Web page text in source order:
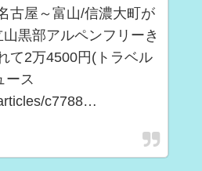
古屋～富山/信濃大町が
黒部アルペンフリーき
て2万4500円(トラベル
ース
c7788…